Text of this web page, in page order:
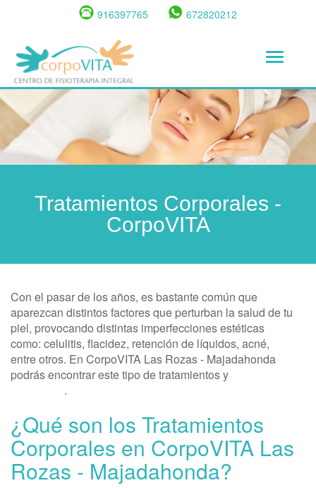
contenido
principal
916397765 672820212
Toggle
Tratamientos Corporales -
CorpoVITA
Con el pasar de los años, es bastante común que
aparezcan distintos factores que perturban la salud de tu
piel, provocando distintas imperfecciones estéticas
como: celulitis, flacidez, retención de líquidos, acné,
entre otros. En CorpoVITA Las Rozas - Majadahonda
podrás encontrar este tipo de tratamientos y
.
¿Qué son los Tratamientos
Corporales en CorpoVITA Las
Rozas - Majadahonda?